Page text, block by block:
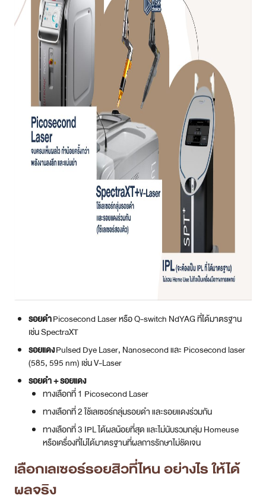
รอยดำPicosecond Laser หรือ Q-switch NdYAG ที่ได้มาตรฐาน
เช่น SpectraXT
รอยแดงPulsed Dye Laser, Nanosecond และ Picosecond laser
(585, 595 nm) เช่น V-Laser
รอยดำ + รอยแดง
ทางเลือกที่ 1 Picosecond Laser
ทางเลือกที่ 2 ใช้เลเซอร์กลุ่มรอยดำ และรอยแดงร่วมกัน
ทางเลือกที่ 3 IPL ได้ผลน้อยที่สุด และไม่นับรวมกลุ่ม Homeuse
หรือเครื่องที่ไม่ได้มาตรฐานที่ผลการรักษาไม่ชัดเจน
เลือกเลเซอร์รอยสิวที่ไหน อย่างไร ให้ได้
ผลจริง